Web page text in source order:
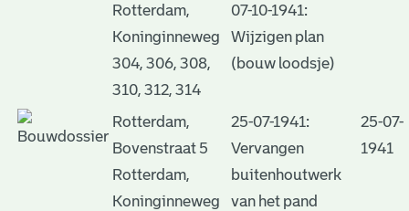
Rotterdam,
Koninginneweg
304, 306, 308,
310, 312, 314
07-10-1941:
Wijzigen plan
(bouw loodsje)
Rotterdam,
Bovenstraat 5
Rotterdam,
Koninginneweg
25-07-1941:
Vervangen
buitenhoutwerk
van het pand
25-07-
1941